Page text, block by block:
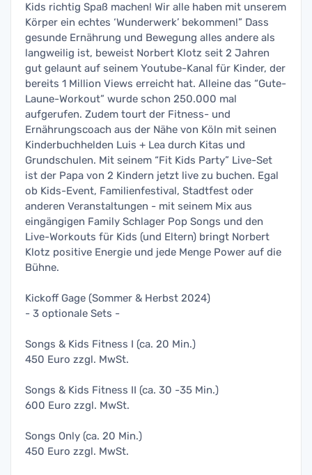
Kids richtig Spaß machen! Wir alle haben mit unserem
Körper ein echtes ‘Wunderwerk’ bekommen!” Dass
gesunde Ernährung und Bewegung alles andere als
langweilig ist, beweist Norbert Klotz seit 2 Jahren
gut gelaunt auf seinem Youtube-Kanal für Kinder, der
bereits 1 Million Views erreicht hat. Alleine das “Gute-
Laune-Workout” wurde schon 250.000 mal
aufgerufen. Zudem tourt der Fitness- und
Ernährungscoach aus der Nähe von Köln mit seinen
Kinderbuchhelden Luis + Lea durch Kitas und
Grundschulen. Mit seinem “Fit Kids Party” Live-Set
ist der Papa von 2 Kindern jetzt live zu buchen. Egal
ob Kids-Event, Familienfestival, Stadtfest oder
anderen Veranstaltungen - mit seinem Mix aus
eingängigen Family Schlager Pop Songs und den
Live-Workouts für Kids (und Eltern) bringt Norbert
Klotz positive Energie und jede Menge Power auf die
Bühne.
Kickoff Gage (Sommer & Herbst 2024)
- 3 optionale Sets -
Songs & Kids Fitness I (ca. 20 Min.)
450 Euro zzgl. MwSt.
Songs & Kids Fitness II (ca. 30 -35 Min.)
600 Euro zzgl. MwSt.
Songs Only (ca. 20 Min.)
450 Euro zzgl. MwSt.